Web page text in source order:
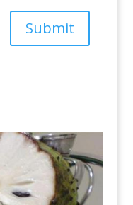
Submit